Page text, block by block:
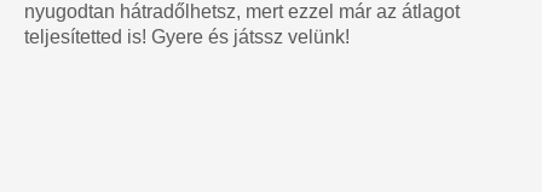
nyugodtan hátradőlhetsz, mert ezzel már az átlagot
teljesítetted is! Gyere és játssz velünk!